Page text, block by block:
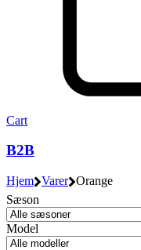
Cart
B2B
Hjem Varer Orange
Sæson
Model